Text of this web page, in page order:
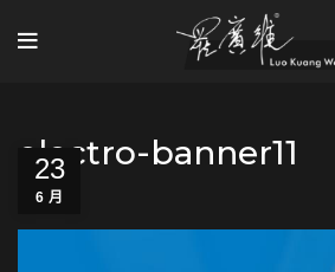
electro-banner11
23
6 月